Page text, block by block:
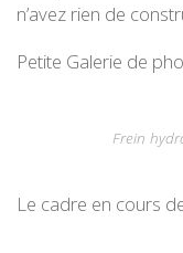
n’avez rien de
Petite Galerie de
Frein
Le cadre en cours